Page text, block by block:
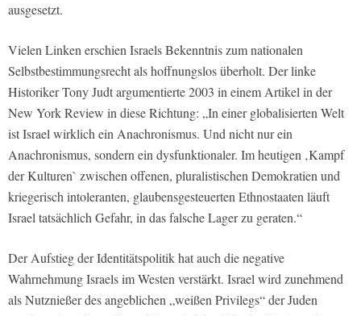
ausgesetzt.
Vielen Linken erschien Israels Bekenntnis zum nationalen
Selbstbestimmungsrecht als hoffnungslos überholt. Der linke
Historiker Tony Judt argumentierte 2003 in einem Artikel in der
New York Review in diese Richtung: „In einer globalisierten Welt
ist Israel wirklich ein Anachronismus. Und nicht nur ein
Anachronismus, sondern ein dysfunktionaler. Im heutigen ‚Kampf
der Kulturen` zwischen offenen, pluralistischen Demokratien und
kriegerisch intoleranten, glaubensgesteuerten Ethnostaaten läuft
Israel tatsächlich Gefahr, in das falsche Lager zu geraten.“
Der Aufstieg der Identitätspolitik hat auch die negative
Wahrnehmung Israels im Westen verstärkt. Israel wird zunehmend
als Nutznießer des angeblichen „weißen Privilegs“ der Juden